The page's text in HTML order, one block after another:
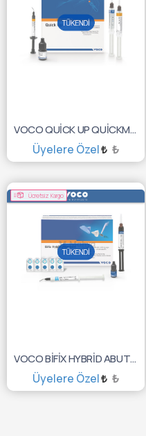
VOCO QUİCK UP QUİCKMİX 7,5GR 1626
Üyelere Özel ₺
TÜKENDİ :(
Ücretsiz Kargo
VOCO BİFİX HYBRİD ABUTMENT SET 2410
Üyelere Özel ₺